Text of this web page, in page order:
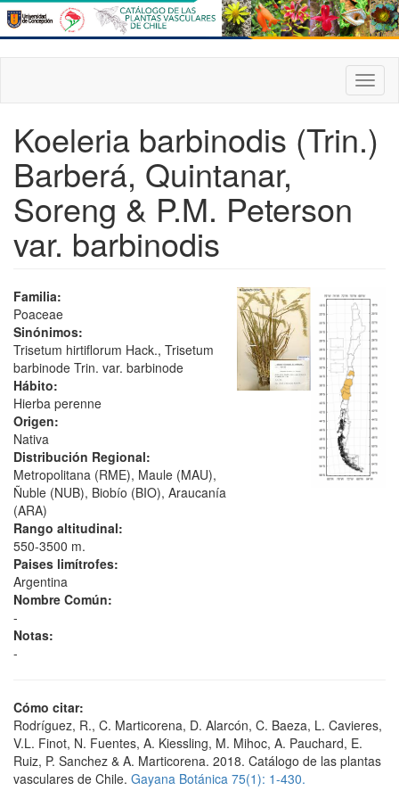
Pasar
al
contenido
principal
Koeleria barbinodis (Trin.)
Barberá, Quintanar,
Soreng & P.M. Peterson
var. barbinodis
Familia:
Poaceae
Sinónimos:
Trisetum hirtiflorum Hack., Trisetum
barbinode Trin. var. barbinode
Hábito:
Hierba perenne
Origen:
Nativa
Distribución Regional:
Metropolitana (RME), Maule (MAU),
Ñuble (NUB), Biobío (BIO), Araucanía
(ARA)
Rango altitudinal:
550-3500 m.
Paises limítrofes:
Argentina
Nombre Común:
-
Notas:
-
Cómo citar:
Rodríguez, R., C. Marticorena, D. Alarcón, C. Baeza, L. Cavieres,
V.L. Finot, N. Fuentes, A. Kiessling, M. Mihoc, A. Pauchard, E.
Ruiz, P. Sanchez & A. Marticorena. 2018. Catálogo de las plantas
vasculares de Chile. Gayana Botánica 75(1): 1-430.